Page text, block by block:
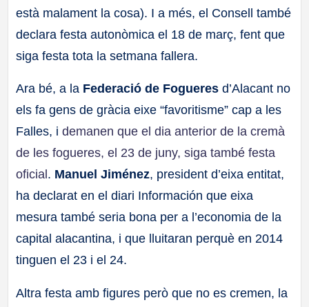
està malament la cosa). I a més, el Consell també
declara festa autonòmica el 18 de març, fent que
siga festa tota la setmana fallera.
Ara bé, a la Federació de Fogueres d’Alacant no
els fa gens de gràcia eixe “favoritisme” cap a les
Falles, idemanen que el dia anterior de la cremà
de les fogueres, el 23 de juny, siga també festa
oficial . Manuel Jiménez, president d’eixa entitat,
ha declarat en el diari Información que eixa
mesura també seria bona per a l’economia de la
capital alacantina, i que lluitaran perquè en 2014
tinguen el 23 i el 24.
Altra festa amb figures però que no es cremen, la